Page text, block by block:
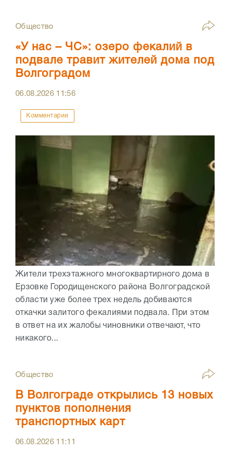
Общество
«У нас – ЧС»: озеро фекалий в
подвале травит жителей дома под
Волгоградом
06.08.2026 11:56
Комментарии
Жители трехэтажного многоквартирного дома в
Ерзовке Городищенского района Волгоградской
области уже более трех недель добиваются
откачки залитого фекалиями подвала. При этом
в ответ на их жалобы чиновники отвечают, что
никакого...
Общество
В Волгограде открылись 13 новых
пунктов пополнения
транспортных карт
06.08.2026 11:11